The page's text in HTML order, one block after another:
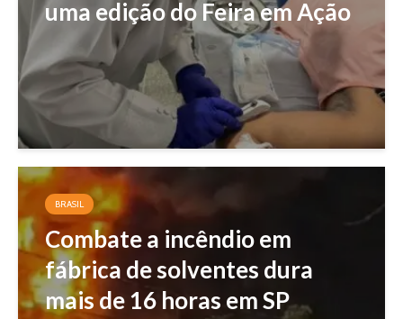
uma edição do Feira em Ação
BRASIL
Combate a incêndio em
fábrica de solventes dura
mais de 16 horas em SP